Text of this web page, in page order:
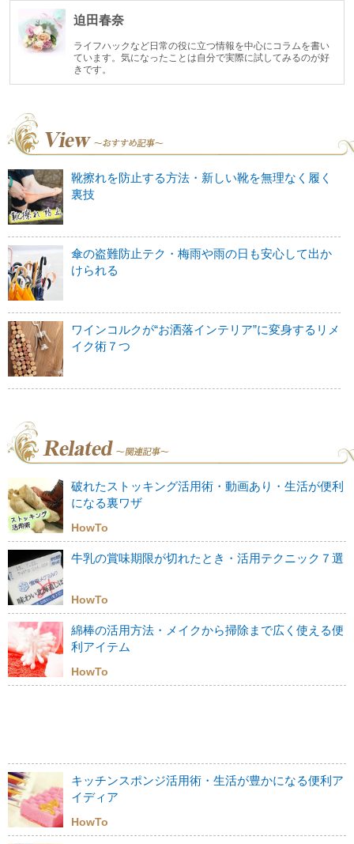
迫田春奈
ライフハックなど日常の役に立つ情報を中心にコラムを書い
ています。気になったことは自分で実際に試してみるのが好
きです。
靴擦れを防止する方法・新しい靴を無理なく履く
裏技
傘の盗難防止テク・梅雨や雨の日も安心して出か
けられる
ワインコルクが“お洒落インテリア”に変身するリメ
イク術７つ
破れたストッキング活用術・動画あり・生活が便利
になる裏ワザ
HowTo
牛乳の賞味期限が切れたとき・活用テクニック７選
HowTo
綿棒の活用方法・メイクから掃除まで広く使える便
利アイテム
HowTo
キッチンスポンジ活用術・生活が豊かになる便利ア
イディア
HowTo